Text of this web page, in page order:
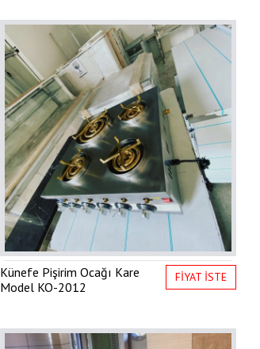
Künefe Pişirim Ocağı Kare
Model KO-2012
FİYAT İSTE